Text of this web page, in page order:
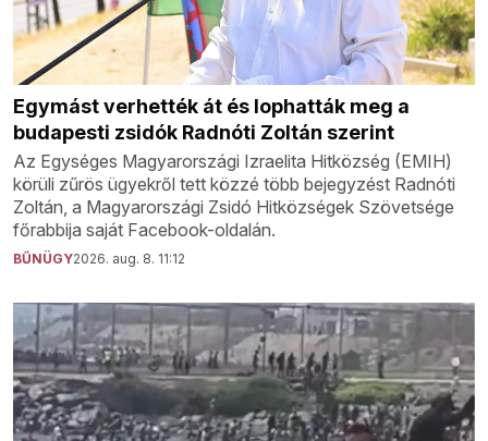
Egymást verhették át és lophatták meg a
budapesti zsidók Radnóti Zoltán szerint
Az Egységes Magyarországi Izraelita Hitközség (EMIH)
körüli zűrös ügyekről tett közzé több bejegyzést Radnóti
Zoltán, a Magyarországi Zsidó Hitközségek Szövetsége
főrabbija saját Facebook-oldalán.
BŰNÜGY2026. aug. 8. 11:12